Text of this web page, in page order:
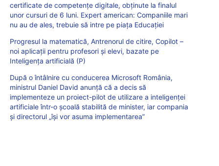
certificate de competențe digitale, obținute la finalul
unor cursuri de 6 luni. Expert american: Companiile mari
nu au de ales, trebuie să intre pe piața Educației
Progresul la matematică, Antrenorul de citire, Copilot –
noi aplicații pentru profesori și elevi, bazate pe
Inteligența artificială (P)
După o întâlnire cu conducerea Microsoft România,
ministrul Daniel David anunță că a decis să
implementeze un proiect-pilot de utilizare a inteligenței
artificiale într-o școală stabilită de minister, iar compania
și directorul „își vor asuma implementarea”